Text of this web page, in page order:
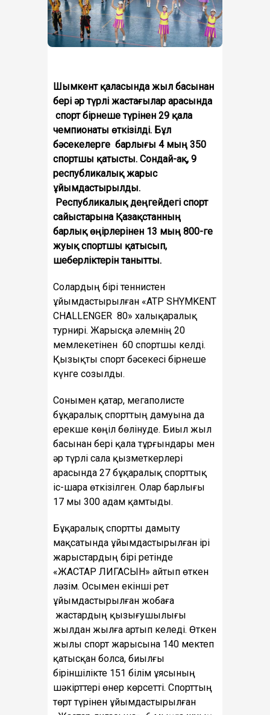
Шымкент қаласында жыл басынан
бері әр түрлі жастағылар арасында
спорт бірнеше түрінен 29 қала
чемпионаты өткізілді. Бұл
бәсекелерге барлығы 4 мың 350
спортшы қатысты. Сондай-ақ, 9
республикалық жарыс
ұйымдастырылды.
Республикалық деңгейдегі спорт
сайыстарына Қазақстанның
барлық өңірлерінен 13 мың 800-ге
жуық спортшы қатысып,
шеберліктерін танытты.
Солардың бірі теннистен
ұйымдастырылған «ATP SHYMKENT
CHALLENGER 80» халықаралық
турнирі. Жарысқа әлемнің 20
мемлекетінен 60 спортшы келді.
Қызықты спорт бәсекесі бірнеше
күнге созылды.
Сонымен қатар, мегаполисте
бұқаралық спорттың дамуына да
ерекше көңіл бөлінуде. Биыл жыл
басынан бері қала тұрғындары мен
әр түрлі сала қызметкерлері
арасында 27 бұқаралық спорттық
іс-шара өткізілген. Олар барлығы
17 мы 300 адам қамтыды.
Бұқаралық спортты дамыту
мақсатында ұйымдастырылған ірі
жарыстардың бірі ретінде
«ЖАСТАР ЛИГАСЫН» айтып өткен
ләзім. Осымен екінші рет
ұйымдастырылған жобаға
жастардың қызығушылығы
жылдан жылға артып келеді. Өткен
жылы спорт жарысына 140 мектеп
қатысқан болса, биылғы
біріншілікте 151 білім ұясының
шәкірттері өнер көрсетті. Спорттың
төрт түрінен ұйымдастырылған